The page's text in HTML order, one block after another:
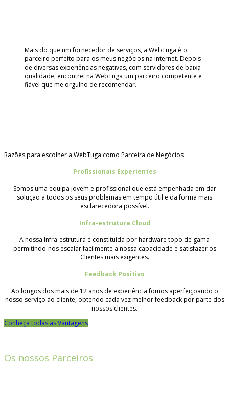
Mais do que um fornecedor de serviços, a WebTuga é o
parceiro perfeito para os meus negócios na internet. Depois
de diversas experiências negativas, com servidores de baixa
qualidade, encontrei na WebTuga um parceiro competente e
fiável que me orgulho de recomendar.
Razões para escolher a WebTuga como Parceira de Negócios
Profissionais Experientes
Somos uma equipa jovem e profissional que está empenhada em dar
solução a todos os seus problemas em tempo útil e da forma mais
esclarecedora possível.
Infra-estrutura Cloud
A nossa Infra-estrutura é constituída por hardware topo de gama
permitindo-nos escalar facilmente a nossa capacidade e satisfazer os
Clientes mais exigentes.
Feedback Positivo
Ao longos dos mais de 12 anos de experiência fomos aperfeiçoando o
nosso serviço ao cliente, obtendo cada vez melhor feedback por parte dos
nossos clientes.
Conheça todas as Vantagens
Os nossos Parceiros